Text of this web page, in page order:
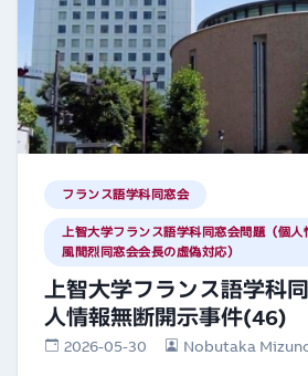
フランス語学科同窓会
上智大学フランス語学科同窓会問題（個人
風間烈同窓会会長の虚偽対応）
上智大学フランス語学科
人情報無断開示事件(46)
2026-05-30 Nobutaka